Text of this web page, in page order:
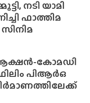
നടി യാമി
ഫാത്തിമ
ആക്ഷൻ-കോമഡി
പിആർഒ